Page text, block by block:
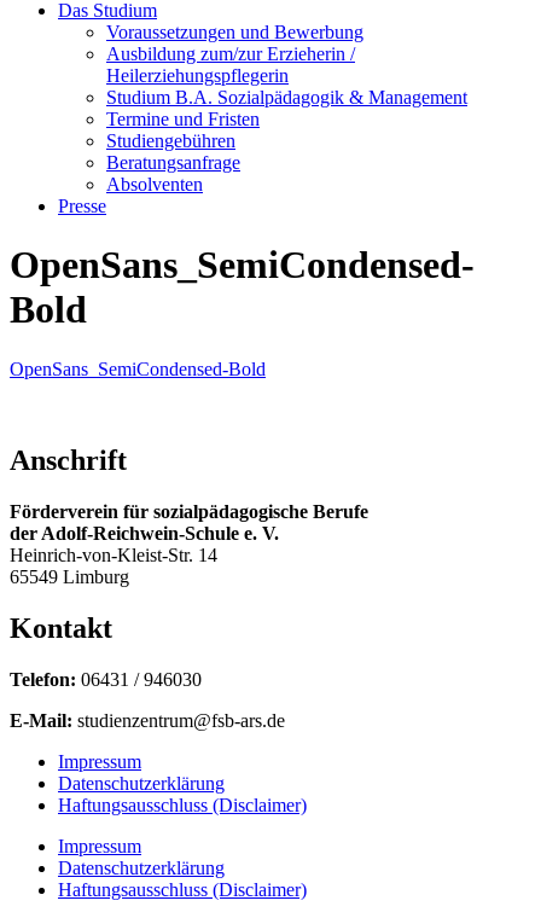
Das Studium
Voraussetzungen und Bewerbung
Ausbildung zum/zur Erzieherin /
Heilerziehungspflegerin
Studium B.A. Sozialpädagogik & Management
Termine und Fristen
Studiengebühren
Beratungsanfrage
Absolventen
Presse
OpenSans_SemiCondensed-
Bold
OpenSans_SemiCondensed-Bold
Anschrift
Förderverein für sozialpädagogische Berufe
der Adolf-Reichwein-Schule e. V.
Heinrich-von-Kleist-Str. 14
65549 Limburg
Kontakt
Telefon: 06431 / 946030
E-Mail: studienzentrum@fsb-ars.de
Impressum
Datenschutzerklärung
Haftungsausschluss (Disclaimer)
Impressum
Datenschutzerklärung
Haftungsausschluss (Disclaimer)